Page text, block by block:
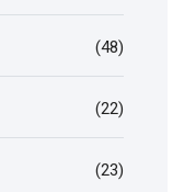
(48)
(22)
(23)